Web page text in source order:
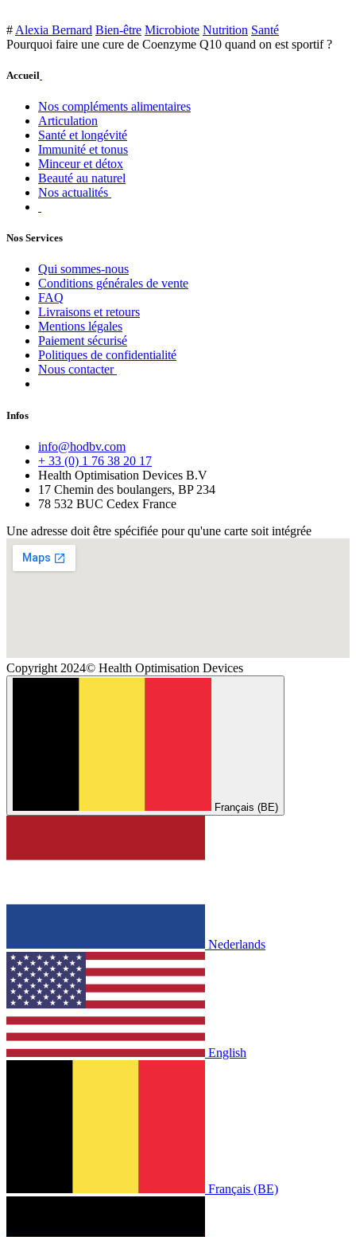
# Alexia Bernard Bien-être Microbiote Nutrition Santé
Pourquoi faire une cure de Coenzyme Q10 quand on est sportif ?
Accueil
Nos compléments alimentaires
Articulation
Santé et longévité
Immunité et tonus
Minceur et détox
Beauté au naturel
Nos actualités
Nos Services
Qui sommes-nous
Conditions générales de vente
FAQ
Livraisons et retours
Mentions légales
Paiement sécurisé
Politiques de confidentialité
Nous contacter
Infos
info@hodbv.com
+ 33 (0) 1 76 38 20 17
Health Optimisation Devices B.V
17 Chemin des boulangers, BP 234
78 532 BUC Cedex France
Une adresse doit être spécifiée pour qu'une carte soit intégrée
Copyright 2024© Health Optimisation Devices
Français (BE)
Nederlands
English
Français (BE)